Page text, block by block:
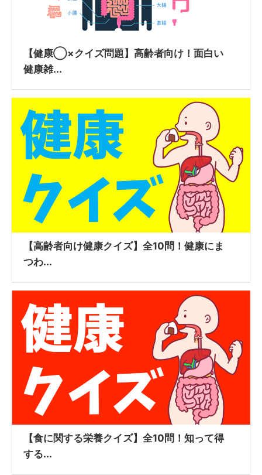
【健康◯×クイズ問題】高齢者向け！面白い
健康雑...
【高齢者向け健康クイズ】全10問！健康にま
つわ...
【食に関する栄養クイズ】全10問！知って得
する...